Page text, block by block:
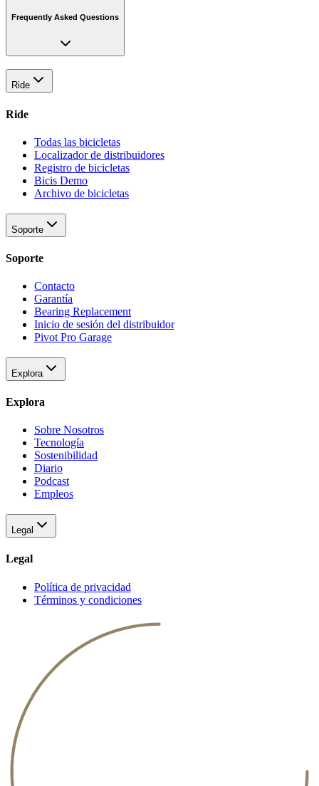
Frequently Asked Questions
Ride
Ride
Todas las bicicletas
Localizador de distribuidores
Registro de bicicletas
Bicis Demo
Archivo de bicicletas
Soporte
Soporte
Contacto
Garantía
Bearing Replacement
Inicio de sesión del distribuidor
Pivot Pro Garage
Explora
Explora
Sobre Nosotros
Tecnología
Sostenibilidad
Diario
Podcast
Empleos
Legal
Legal
Política de privacidad
Términos y condiciones